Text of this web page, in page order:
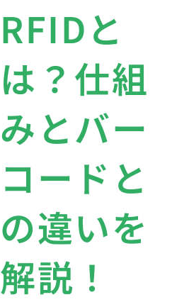
RFIDと
は？仕組
みとバー
コードと
の違いを
解説！